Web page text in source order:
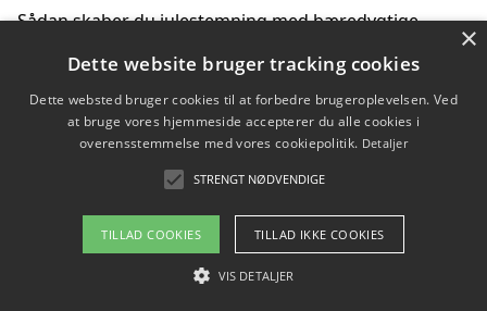
Sådan skaber du julestemning med bæredygtige
Sådan skaber du et bæredygtigt hjem med familien i
Copyright 2026 - Pilanto Aps
Om / kontakt
×
Dette website bruger tracking cookies
Dette websted bruger cookies til at forbedre brugeroplevelsen. Ved
at bruge vores hjemmeside accepterer du alle cookies i
overensstemmelse med vores cookiepolitik. Detaljer
STRENGT NØDVENDIGE
TILLAD COOKIES TILLAD IKKE COOKIES
VIS DETALJER